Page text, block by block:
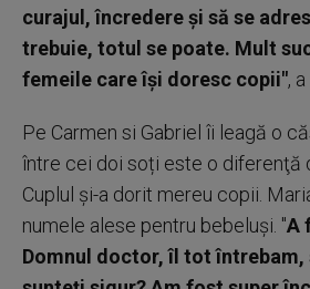
curajul, încredere și să se
trebuie, totul se poate. Mult
femeile care își doresc copii",
Pe Carmen si Gabriel îi leagă o
între cei doi soți este o diferenţă
Cuplul şi-a dorit mereu copii.
numele alese pentru bebeluşi. "A
Domnul doctor, îl tot întrebam,